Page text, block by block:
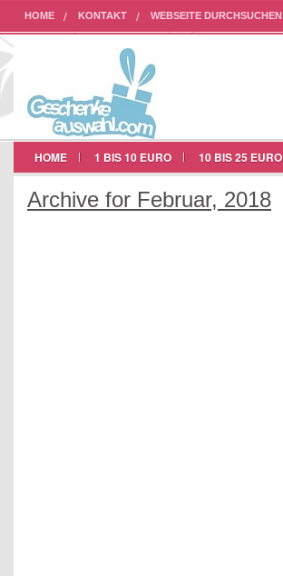
HOME KONTAKT WEBSEITE DURCHSUCHEN
AUF UNSERER WEBSEITE WERBEN
HOME 1 BIS 10 EURO 10 BIS 25 EURO
Archive for Februar, 2018